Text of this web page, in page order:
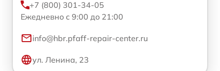
+7 (800) 301-34-05
Ежедневно с 9:00 до 21:00
info@hbr.pfaff-repair-center.ru
ул. Ленина, 23